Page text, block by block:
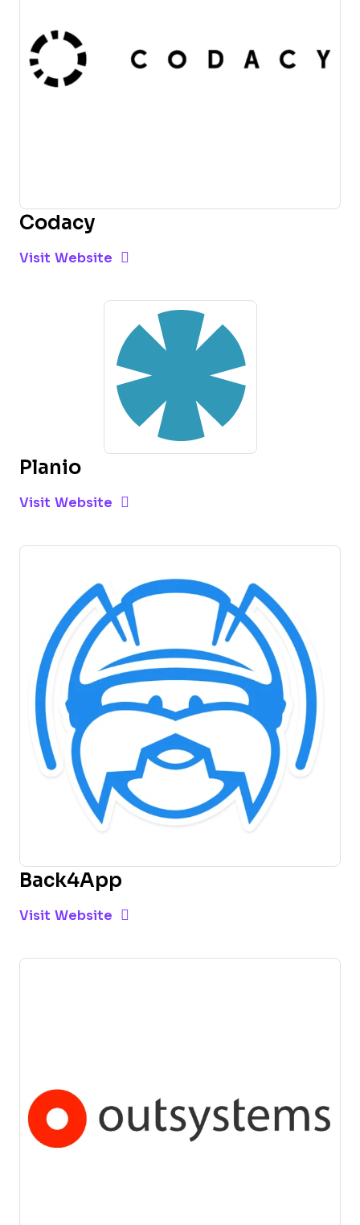
Codacy
Visit Website Opens New Window
Planio
Visit Website Opens New Window
Back4App
Visit Website Opens New Window